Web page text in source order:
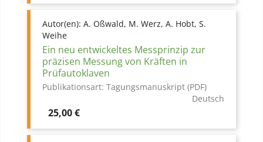
Autor(en): A. Oßwald, M. Werz, A. Hobt, S.
Weihe
Ein neu entwickeltes Messprinzip zur
präzisen Messung von Kräften in
Prüfautoklaven
Publikationsart: Tagungsmanuskript (PDF)
Deutsch
Preis
25,00 €